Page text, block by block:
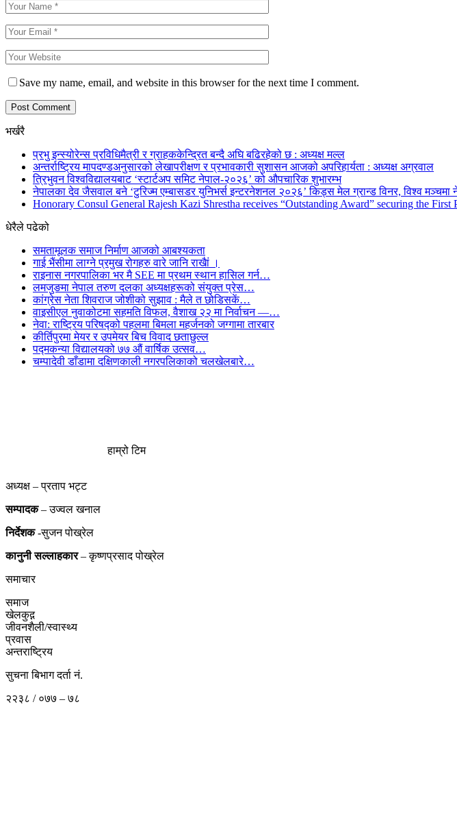
Save my name, email, and website in this browser for the next time I comment.
भर्खरै
प्रभु इन्स्योरेन्स प्रविधिमैत्री र ग्राहककेन्द्रित बन्दै अघि बढिरहेको छ : अध्यक्ष मल्ल
अन्तर्राष्ट्रिय मापदण्डअनुसारको लेखापरीक्षण र प्रभावकारी सुशासन आजको अपरिहार्यता : अध्यक्ष अग्रवाल
त्रिभुवन विश्वविद्यालयबाट ‘स्टार्टअप समिट नेपाल-२०२६’ को औपचारिक शुभारम्भ
नेपालका देव जैसवाल बने ‘टुरिज्म एम्बासडर युनिभर्स इन्टरनेशनल २०२६’ किड्स मेल ग्रान्ड विनर, विश्व मञ्चमा
Honorary Consul General Rajesh Kazi Shrestha receives “Outstanding Award” securing the First
धेरैले पढेको
समतामूलक समाज निर्माण आजको आबश्यकता
गाई भैंसीमा लाग्ने प्रमुख रोगहरु वारे जानि राखैां ।
राइनास नगरपालिका भर मै SEE मा प्रथम स्थान हासिल गर्न…
लमजुङमा नेपाल तरुण दलका अध्यक्षहरूको संयुक्त प्रेस…
कांग्रेस नेता शिवराज जोशीको सुझाव : मैले त छोडिसकें…
वाइसीएल नुवाकोटमा सहमति विफल, वैशाख २२ मा निर्वाचन —…
नेवा: राष्ट्रिय परिषद्को पहलमा बिमला महर्जनको जग्गामा तारबार
कीर्तिपुरमा मेयर र उपमेयर बिच विवाद छताछुल्ल
पद्मकन्या विद्यालयको ७७ औं ‌‌वार्षिक ‌उत्सव…
चम्पादेवी डाँडामा दक्षिणकाली नगरपलिकाको चलखेलबारे…
हाम्रो टिम
अध्यक्ष – प्रताप भट्ट
सम्पादक– उज्वल खनाल
निर्देशक-सुजन पोख्रेल
कानुनी सल्लाहकार– कृष्णप्रसाद पोख्रेल
समाचार
समाज
खेलकुद़़
जीवनशैली/स्वास्थ्य
प्रवास
अन्तराष्ट्रिय
सुचना बिभाग दर्ता नं.
२२३८ / ०७७ – ७८